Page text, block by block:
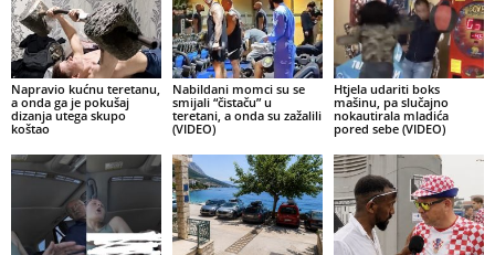
Napravio kućnu teretanu,
a onda ga je pokušaj
dizanja utega skupo
koštao
Nabildani momci su se
smijali “čistaču” u
teretani, a onda su zažalili
(VIDEO)
Htjela udariti boks
mašinu, pa slučajno
nokautirala mladića
pored sebe (VIDEO)